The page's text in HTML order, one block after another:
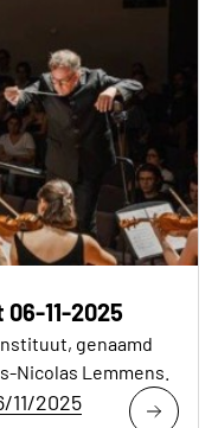
11-2025
genaamd
Nicolas Lemmens.
2025